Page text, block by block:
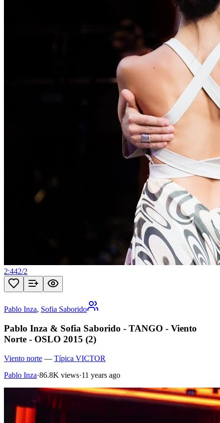
2:442/2
Pablo Inza, Sofia Saborido
Pablo Inza & Sofia Saborido - TANGO - Viento
Norte - OSLO 2015 (2)
Viento norte — Típica VICTOR
Pablo Inza·86.8K views·11 years ago